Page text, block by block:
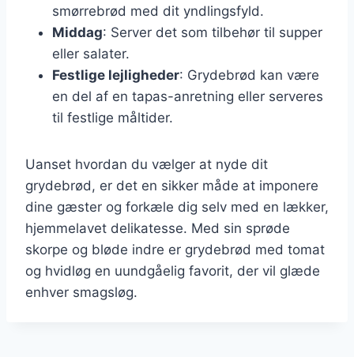
smørrebrød med dit yndlingsfyld.
Middag: Server det som tilbehør til supper
eller salater.
Festlige lejligheder: Grydebrød kan være
en del af en tapas-anretning eller serveres
til festlige måltider.
Uanset hvordan du vælger at nyde dit
grydebrød, er det en sikker måde at imponere
dine gæster og forkæle dig selv med en lækker,
hjemmelavet delikatesse. Med sin sprøde
skorpe og bløde indre er grydebrød med tomat
og hvidløg en uundgåelig favorit, der vil glæde
enhver smagsløg.